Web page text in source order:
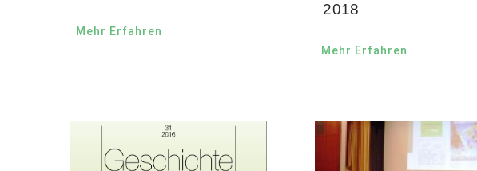
Mehr Erfahren
2018
Mehr Erfahren